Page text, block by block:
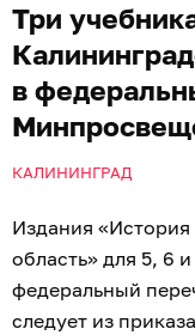
Три
в
КАЛИНИНГРАД
Издания
область» для 5, 6
федеральный
следует из